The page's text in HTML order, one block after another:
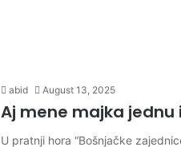
abid August 13, 2025
Aj mene majka jednu
U pratnji hora “Bošnjačke